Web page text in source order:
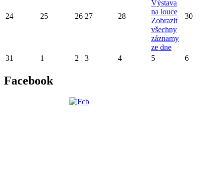
24 25 26 27 28
Výstava
na louce
Zobrazit
všechny
záznamy
ze dne
30
31 1 2 3 4 5 6
Facebook